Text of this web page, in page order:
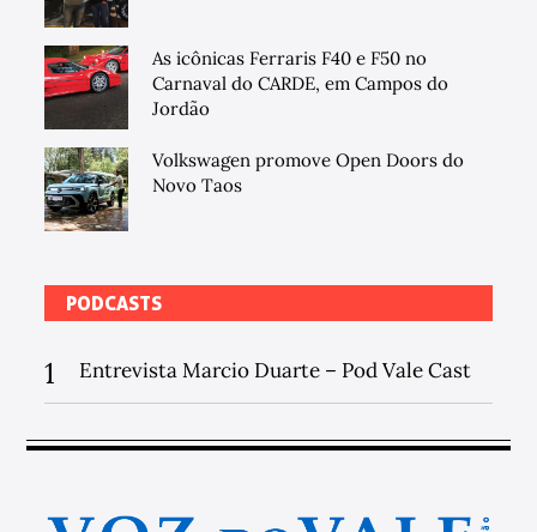
As icônicas Ferraris F40 e F50 no
Carnaval do CARDE, em Campos do
Jordão
Volkswagen promove Open Doors do
Novo Taos
PODCASTS
1 Entrevista Marcio Duarte – Pod Vale Cast